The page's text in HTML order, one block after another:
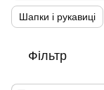
Шапки і рукавиці
Фільтр